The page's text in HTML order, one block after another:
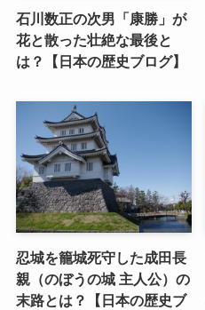
石川数正の次男「康勝」が
花と散った壮絶な最後と
は？【日本の歴史ブログ】
忍城を籠城死守した成田長
親（のぼうの城 主人公）の
末路とは？【日本の歴史ブ